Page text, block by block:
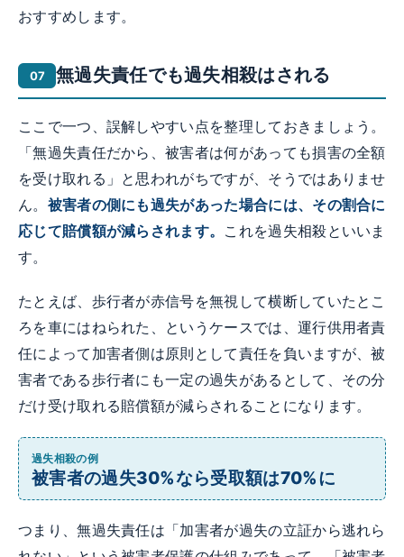
おすすめします。
無過失責任でも過失相殺はされる
ここで一つ、誤解しやすい点を整理しておきましょう。
「無過失責任だから、被害者は何があっても損害の全額
を受け取れる」と思われがちですが、そうではありませ
ん。 被害者の側にも過失があった場合には、その割合に
応じて賠償額が減らされます。 これを過失相殺といいま
す。
たとえば、歩行者が赤信号を無視して横断していたとこ
ろを車にはねられた、というケースでは、運行供用者責
任によって加害者側は原則として責任を負いますが、被
害者である歩行者にも一定の過失があるとして、その分
だけ受け取れる賠償額が減らされることになります。
過失相殺の例
被害者の過失30%なら受取額は70%に
つまり、無過失責任は「加害者が過失の立証から逃れら